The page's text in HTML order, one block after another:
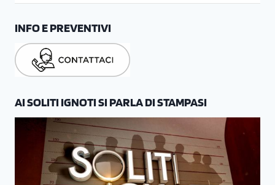
INFO E PREVENTIVI
AI SOLITI IGNOTI SI PARLA DI STAMPASI